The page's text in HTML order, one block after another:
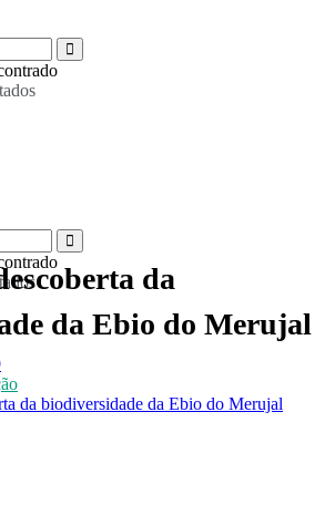
da
da Ebio do Merujal